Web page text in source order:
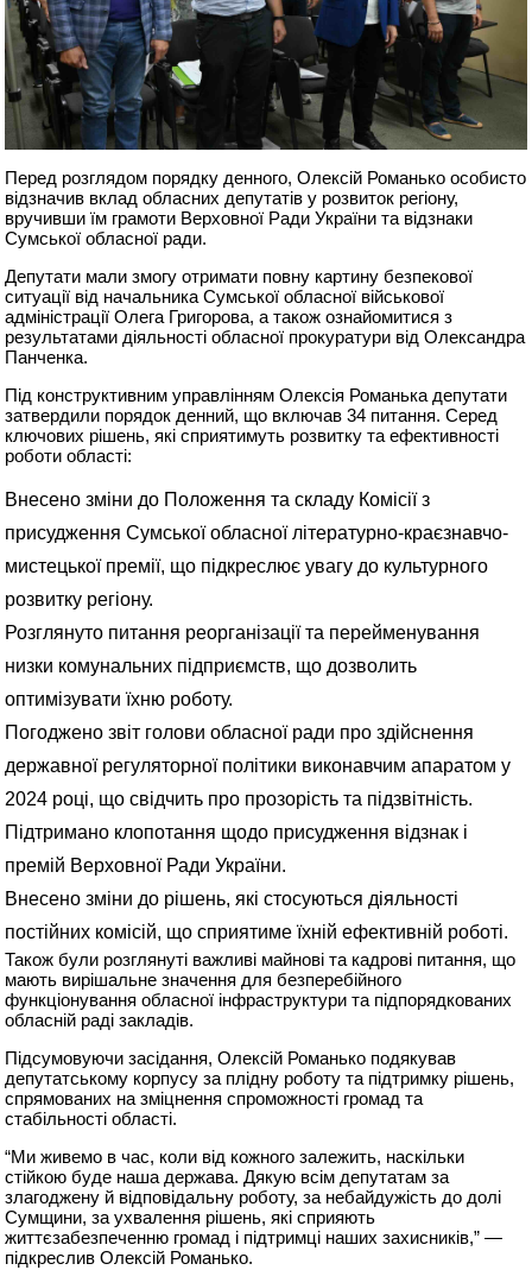
Перед розглядом порядку денного, Олексій Романько особисто
відзначив вклад обласних депутатів у розвиток регіону,
вручивши їм грамоти Верховної Ради України та відзнаки
Сумської обласної ради.
Депутати мали змогу отримати повну картину безпекової
ситуації від начальника Сумської обласної військової
адміністрації Олега Григорова, а також ознайомитися з
результатами діяльності обласної прокуратури від Олександра
Панченка.
Під конструктивним управлінням Олексія Романька депутати
затвердили порядок денний, що включав 34 питання. Серед
ключових рішень, які сприятимуть розвитку та ефективності
роботи області:
Внесено зміни до Положення та складу Комісії з
присудження Сумської обласної літературно-краєзнавчо-
мистецької премії, що підкреслює увагу до культурного
розвитку регіону.
Розглянуто питання реорганізації та перейменування
низки комунальних підприємств, що дозволить
оптимізувати їхню роботу.
Погоджено звіт голови обласної ради про здійснення
державної регуляторної політики виконавчим апаратом у
2024 році, що свідчить про прозорість та підзвітність.
Підтримано клопотання щодо присудження відзнак і
премій Верховної Ради України.
Внесено зміни до рішень, які стосуються діяльності
постійних комісій, що сприятиме їхній ефективній роботі.
Також були розглянуті важливі майнові та кадрові питання, що
мають вирішальне значення для безперебійного
функціонування обласної інфраструктури та підпорядкованих
обласній раді закладів.
Підсумовуючи засідання, Олексій Романько подякував
депутатському корпусу за плідну роботу та підтримку рішень,
спрямованих на зміцнення спроможності громад та
стабільності області.
“Ми живемо в час, коли від кожного залежить, наскільки
стійкою буде наша держава. Дякую всім депутатам за
злагоджену й відповідальну роботу, за небайдужість до долі
Сумщини, за ухвалення рішень, які сприяють
життєзабезпеченню громад і підтримці наших захисників,” —
підкреслив Олексій Романько.